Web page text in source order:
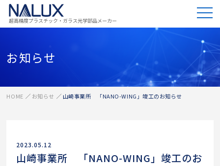
超高精度プラスチック・ガラス光学部品メーカー
お知らせ
HOME お知らせ 山崎事業所 「NANO-WING」竣工のお知らせ
2023.05.12
山崎事業所 「NANO-WING」竣工のお